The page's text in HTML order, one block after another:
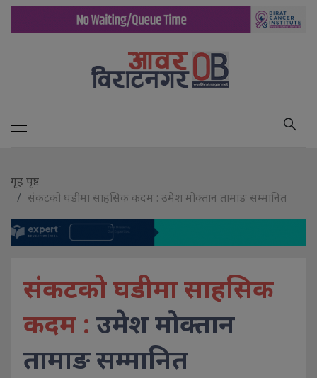
गृह पृष्ट
संकटको घडीमा साहसिक कदम : उमेश मोक्तान तामाङ सम्मानित
संकटको घडीमा साहसिक
कदम : उमेश मोक्तान
तामाङ सम्मानित